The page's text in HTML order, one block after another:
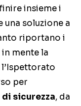
insieme i
soluzione a
riportano i
mente la
per
sicurezza, da